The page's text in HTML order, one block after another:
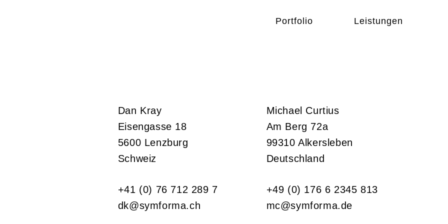
Portfolio Leistungen
Dan Kray
Eisengasse 18
5600 Lenzburg
Schweiz
+41 (0) 76 712 289 7‬
dk@symforma.ch
Michael Curtius
Am Berg 72a
99310 Alkersleben
Deutschland
+49 (0) 176 6 2345 813
mc@symforma.de